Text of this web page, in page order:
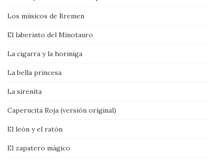
Los músicos de Bremen
El laberinto del Minotauro
La cigarra y la hormiga
La bella princesa
La sirenita
Caperucita Roja (versión original)
El león y el ratón
El zapatero mágico